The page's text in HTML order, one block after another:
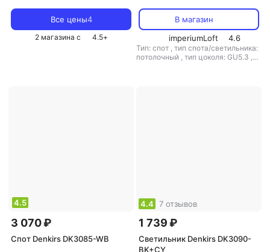
Все цены4
2 магазина с 4.5+
В магазин
imperiumLoft
4.6
Тип: спот , тип спота/светильника:
потолочный , тип цоколя: GU5.3 ,
4.5
3 070 ₽
Спот Denkirs DK3085-WB
4.4 7 отзывов
1 739 ₽
Светильник Denkirs DK3090-
BK+CY